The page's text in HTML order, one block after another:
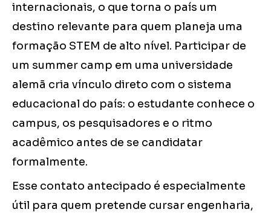
internacionais, o que torna o país um
destino relevante para quem planeja uma
formação STEM de alto nível. Participar de
um summer camp em uma universidade
alemã cria vínculo direto com o sistema
educacional do país: o estudante conhece o
campus, os pesquisadores e o ritmo
acadêmico antes de se candidatar
formalmente.
Esse contato antecipado é especialmente
útil para quem pretende cursar engenharia,